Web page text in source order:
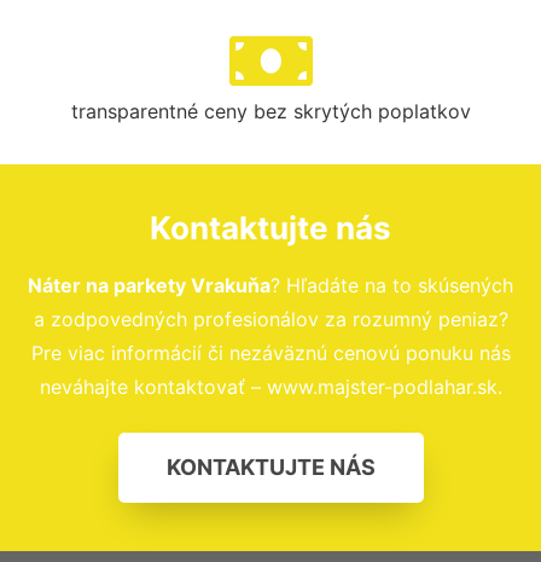
transparentné ceny bez skrytých poplatkov
Kontaktujte nás
Náter na parkety Vrakuňa? Hľadáte na to skúsených
a zodpovedných profesionálov za rozumný peniaz?
Pre viac informácií či nezáväznú cenovú ponuku nás
neváhajte kontaktovať – www.majster-podlahar.sk.
KONTAKTUJTE NÁS